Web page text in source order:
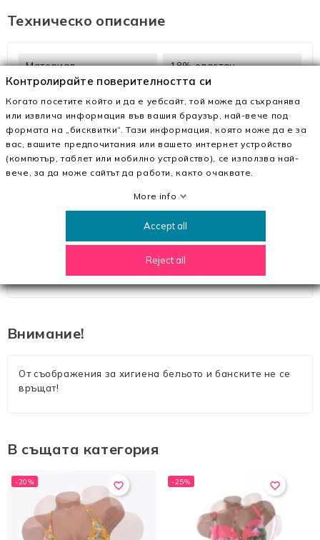
Техническо описание
Материал
18% еластан
82% полиамид
Описание
ВMeiMall.bgнамирате Дамски бански B01 Синьо |
Meina. Заедно с качествени материали и модерен
MeiMall.bg е онлайн магазин, който предлага широка
гама от продукти за жени, мъже. Тук можете да
намерите обувки, дрехи, чанти и аксесоари.
Внимание!
От съображения за хигиена бельото и банските не се
връщат!
В същата категория
favorite_border
-20% favorite_border
-25%
Контролирайте поверителността си
Когато посетите който и да е уебсайт, той може да съхранява
или извлича информация във вашия браузър, най-вече под
формата на „бисквитки“. Тази информация, която може да е за
вас, вашите предпочитания или вашето интернет устройство
(компютър, таблет или мобилно устройство), се използва най-
вече, за да може сайтът да работи, както очаквате.
More info
Accept all
Reject all